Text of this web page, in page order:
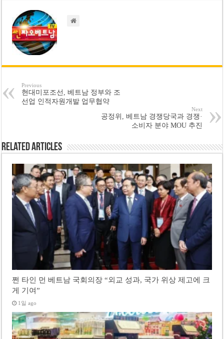
Previous
현대미포조선, 베트남 정부와 조
선업 인적자원개발 업무협약
Next
공정위, 베트남 경쟁당국과 경쟁·
소비자 분야 MOU 추진
Related Articles
쩐 타인 먼 베트남 국회의장 “외교 성과, 국가 위상 제고에 크
게 기여”
1일 ago